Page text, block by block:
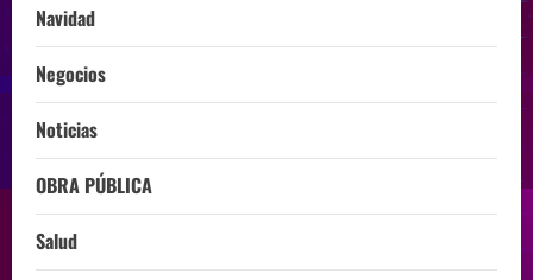
Navidad
Negocios
Noticias
OBRA PÚBLICA
Salud